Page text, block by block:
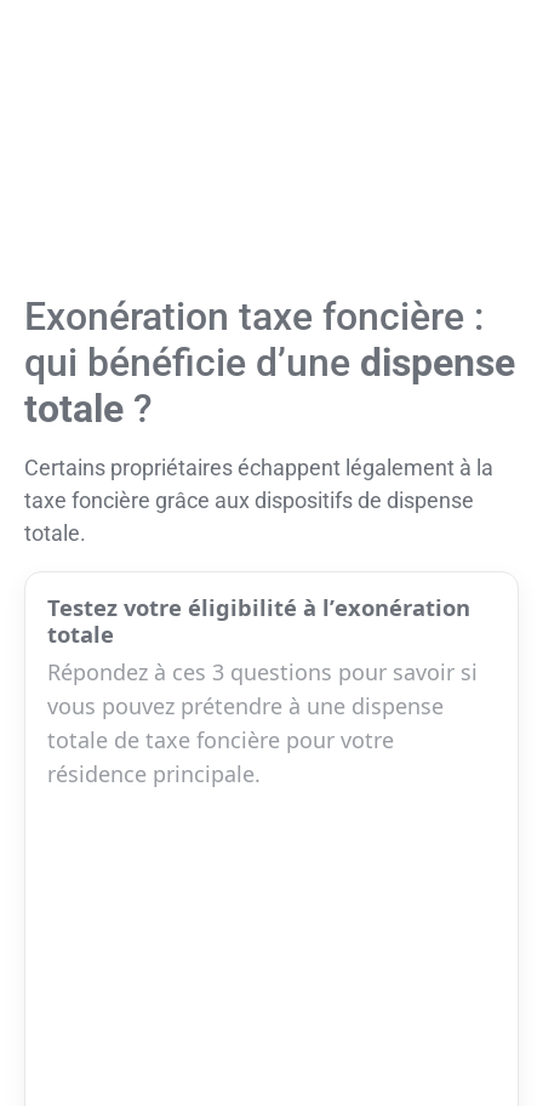
Exonération taxe foncière :
qui bénéficie d’une dispense
totale ?
Certains propriétaires échappent légalement à la
taxe foncière grâce aux dispositifs de dispense
totale.
Testez votre éligibilité à l’exonération
totale
Répondez à ces 3 questions pour savoir si
vous pouvez prétendre à une dispense
totale de taxe foncière pour votre
résidence principale.